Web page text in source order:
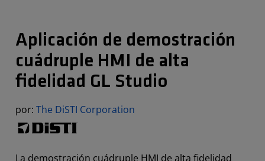
Aplicación de demostración
cuádruple HMI de alta
fidelidad GL Studio
por: The DiSTI Corporation
La demostración cuádruple HMI de alta fidelidad